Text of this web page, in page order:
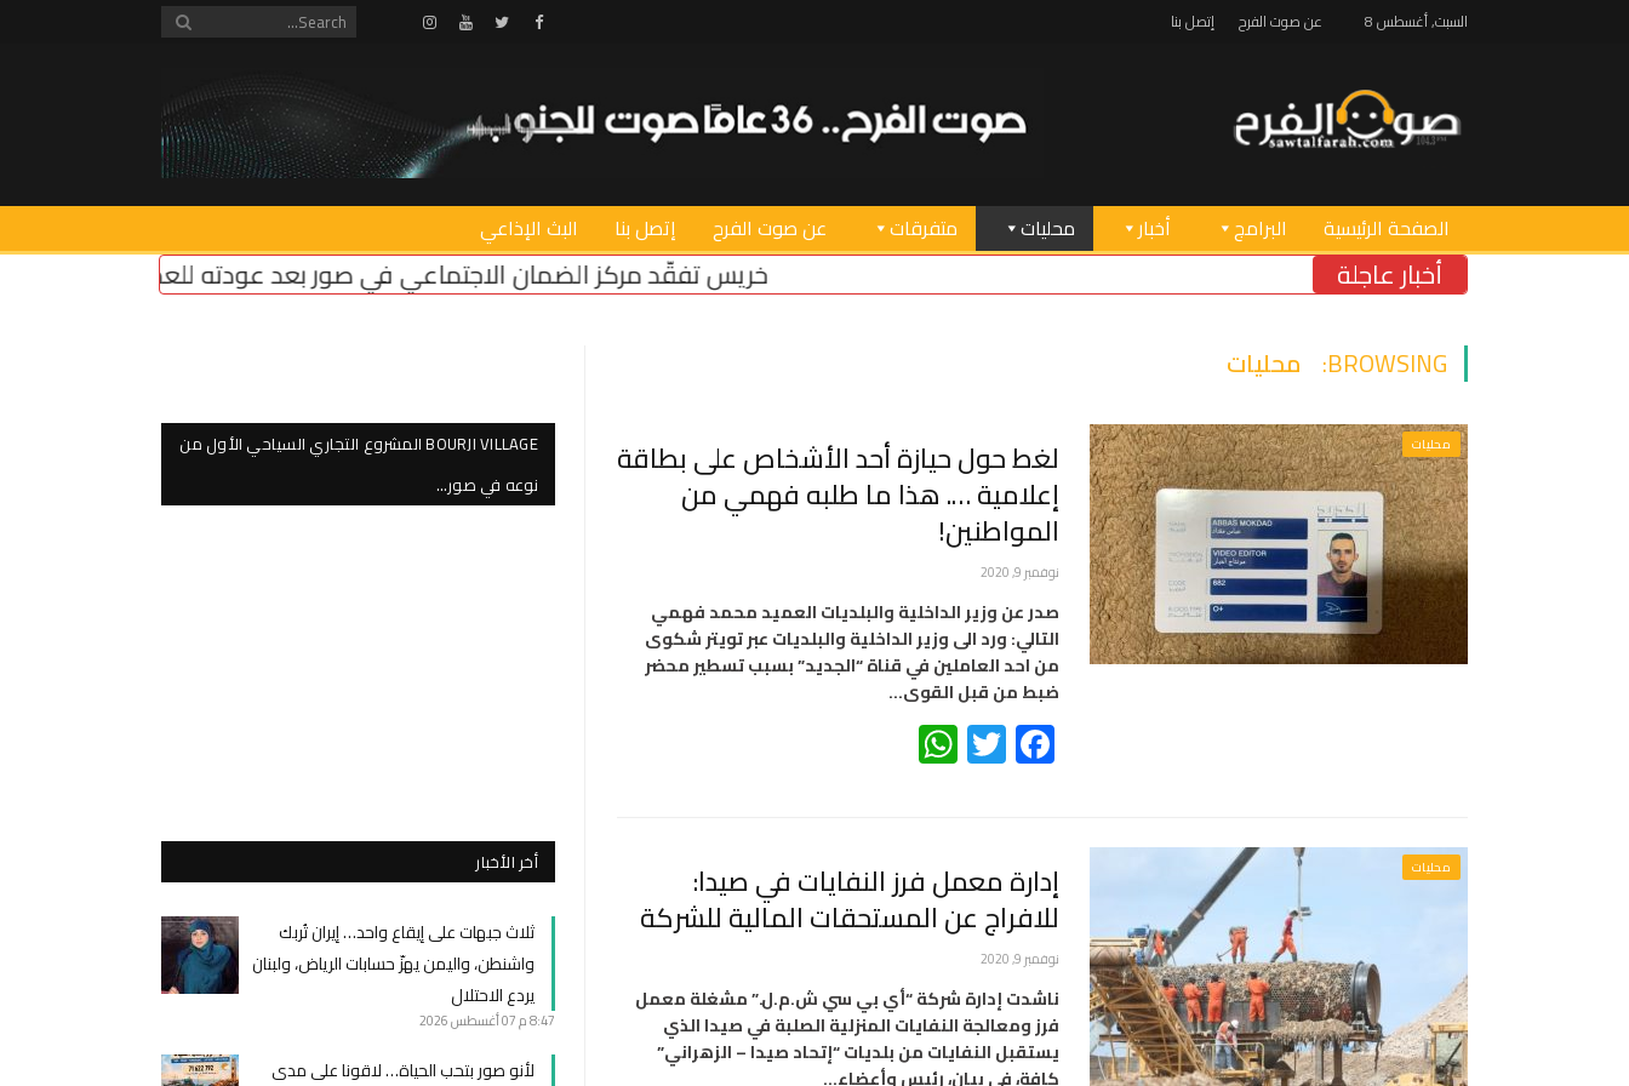
السبت, أغسطس 8 عن صوت الفرح إتصل بنا Facebook
Twitter
Youtube
Instagram
الصفحة الرئيسية البرامج أخبار محليات متفرقات عن صوت الفرح إتصل بنا البث الإذاعي
أخبار عاجلة خريس تفقّد مركز الضمان الاجتماعي في صور بعد عودته للعمل: المناطق التجريبية مزحة
BROWSING: محليات
محليات لغط حول حيازة أحد الأشخاص على بطاقة
إعلامية …. هذا ما طلبه فهمي من
المواطنين!
نوفمبر 9, 2020
صدر عن وزير الداخلية والبلديات العميد محمد فهمي
التالي: ورد الى وزير الداخلية والبلديات عبر تويتر شكوى
من احد العاملين في قناة “الجديد” بسبب تسطير محضر
ضبط من قبل القوى…
Facebook
Twitter
محليات إدارة معمل فرز النفايات في صيدا:
للافراج عن المستحقات المالية للشركة
نوفمبر 9, 2020
ناشدت إدارة شركة “أي بي سي ش.م.ل.” مشغلة معمل
فرز ومعالجة النفايات المنزلية الصلبة في صيدا الذي
يستقبل النفايات من بلديات “إتحاد صيدا – الزهراني”
كافة، في بيان، رئيس وأعضاء…
BOURJI VILLAGE المشروع التجاري السياحي الأول من
نوعه في صور…
أخر الأخبار
ثلاث جبهات على إيقاع واحد… إيران تُربك
واشنطن، واليمن يهزّ حسابات الرياض، ولبنان
يردع الاحتلال
8:47 م 07 أغسطس 2026
لأنو صور بتحب الحياة… لاقونا على مدى